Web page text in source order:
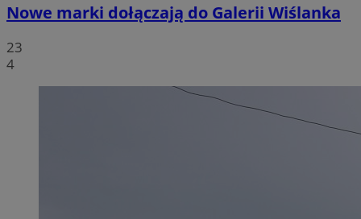
Nowe marki dołączają do Galerii Wiślanka
23
4